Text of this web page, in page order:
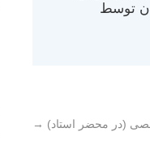
در سال ۱۳۸۴ در ایران توسط
(در محضر استاد) →